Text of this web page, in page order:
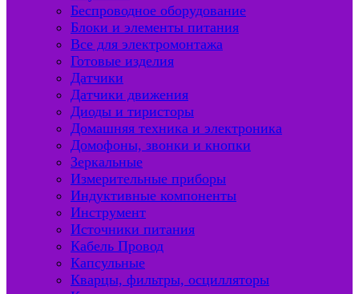
Беспроводное оборудование
Блоки и элементы питания
Все для электромонтажа
Готовые изделия
Датчики
Датчики движения
Диоды и тиристоры
Домашняя техника и электроника
Домофоны, звонки и кнопки
Зеркальные
Измерительные приборы
Индуктивные компоненты
Инструмент
Источники питания
Кабель Провод
Капсульные
Кварцы, фильтры, осцилляторы